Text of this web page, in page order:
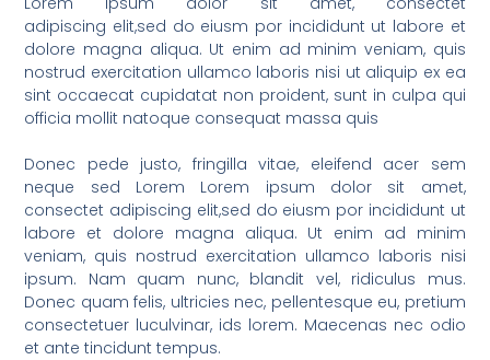
adipiscing elit,sed do eiusm por incididunt ut labore et
dolore magna aliqua. Ut enim ad minim veniam, quis
nostrud exercitation ullamco laboris nisi ut aliquip ex ea
sint occaecat cupidatat non proident, sunt in culpa qui
officia mollit natoque consequat massa quis
Donec pede justo, fringilla vitae, eleifend acer sem
neque sed Lorem Lorem ipsum dolor sit amet,
consectet adipiscing elit,sed do eiusm por incididunt ut
labore et dolore magna aliqua. Ut enim ad minim
veniam, quis nostrud exercitation ullamco laboris nisi
ipsum. Nam quam nunc, blandit vel, ridiculus mus.
Donec quam felis, ultricies nec, pellentesque eu, pretium
consectetuer luculvinar, ids lorem. Maecenas nec odio
et ante tincidunt tempus.